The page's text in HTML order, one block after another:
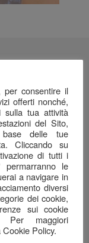
per consentire il
offerti nonché,
sulla tua attività
del Sito,
base delle tue
Cliccando su
di tutti i
le
a navigare in
diversi
dei cookie,
sui cookie
Per maggiori
Policy.